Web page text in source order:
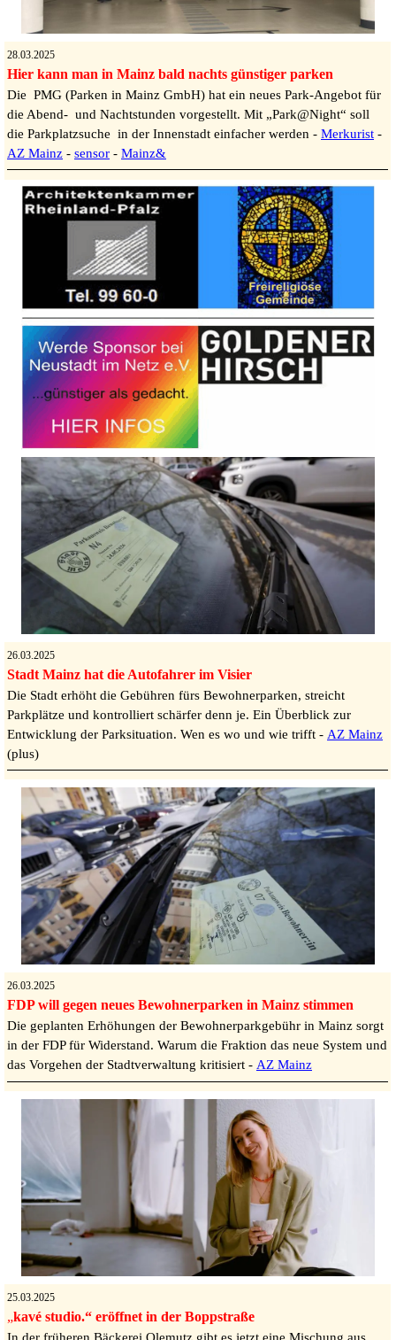
28.03.2025
Hier kann man in Mainz bald nachts günstiger parken
Die PMG (Parken in Mainz GmbH) hat ein neues Park-Angebot für
die Abend- und Nachtstunden vorgestellt. Mit „Park@Night“ soll
die Parkplatzsuche in der Innenstadt einfacher werden - Merkurist -
AZ Mainz - sensor - Mainz&
26.03.2025
Stadt Mainz hat die Autofahrer im Visier
Die Stadt erhöht die Gebühren fürs Bewohnerparken, streicht
Parkplätze und kontrolliert schärfer denn je. Ein Überblick zur
Entwicklung der Parksituation. Wen es wo und wie trifft - AZ Mainz
(plus)
26.03.2025
FDP will gegen neues Bewohnerparken in Mainz stimmen
Die geplanten Erhöhungen der Bewohnerparkgebühr in Mainz sorgt
in der FDP für Widerstand. Warum die Fraktion das neue System und
das Vorgehen der Stadtverwaltung kritisiert - AZ Mainz
25.03.2025
„kavé studio.“ eröffnet in der Boppstraße